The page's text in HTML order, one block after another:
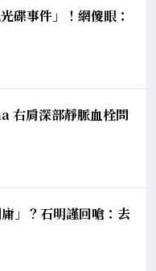
碟事件」！網傻眼：
右肩深部靜脈血栓問
」？石明謹回嗆：去